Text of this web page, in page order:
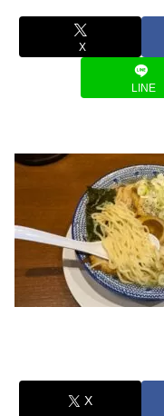
X
LINE
X